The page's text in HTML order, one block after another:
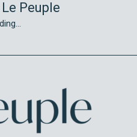
Peuple